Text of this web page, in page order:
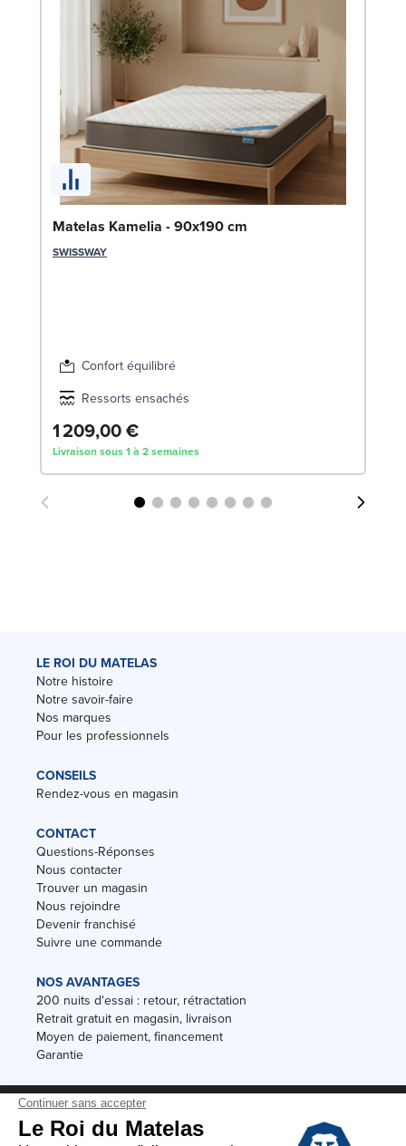
Matelas Kamelia - 90x190 cm
SWISSWAY
Confort équilibré
Ressorts ensachés
1 209,00 €
Livraison sous 1 à 2 semaines
LE ROI DU MATELAS
Notre histoire
Notre savoir-faire
Nos marques
Pour les professionnels
CONSEILS
Rendez-vous en magasin
CONTACT
Questions-Réponses
Nous contacter
Trouver un magasin
Nous rejoindre
Devenir franchisé
Suivre une commande
NOS AVANTAGES
200 nuits d'essai : retour, rétractation
Retrait gratuit en magasin, livraison
Moyen de paiement, financement
Garantie
Conditions des offres
Black Friday